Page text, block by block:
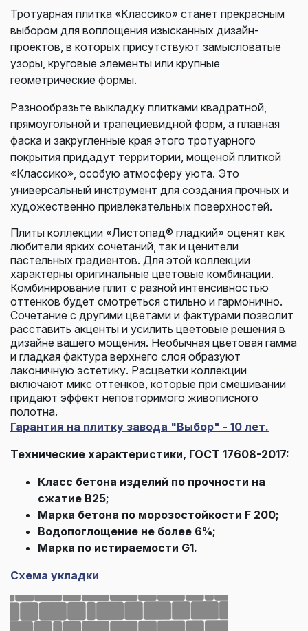
Тротуарная плитка «Классико» станет прекрасным
выбором для воплощения изысканных дизайн-
проектов, в которых присутствуют замысловатые
узоры, круговые элементы или крупные
геометрические формы.
Разнообразьте выкладку плитками квадратной,
прямоугольной и трапециевидной форм, а плавная
фаска и закругленные края этого тротуарного
покрытия придадут территории, мощеной плиткой
«Классико», особую атмосферу уюта. Это
универсальный инструмент для создания прочных и
художественно привлекательных поверхностей.
Плиты коллекции «Листопад® гладкий» оценят как
любители ярких сочетаний, так и ценители
пастельных градиентов. Для этой коллекции
характерны оригинальные цветовые комбинации.
Комбинирование плит с разной интенсивностью
оттенков будет смотреться стильно и гармонично.
Сочетание с другими цветами и фактурами позволит
расставить акценты и усилить цветовые решения в
дизайне вашего мощения. Необычная цветовая гамма
и гладкая фактура верхнего слоя образуют
лаконичную эстетику. Расцветки коллекции
включают микс оттенков, которые при смешивании
придают эффект неповторимого живописного
полотна.
Гарантия на плитку завода "Выбор" - 10 лет.
Технические характеристики, ГОСТ 17608-2017:
Класс бетона изделий по прочности на
сжатие В25;
Марка бетона по морозостойкости F 200;
Водопоглощение не более 6%;
Марка по истираемости G1.
Схема укладки